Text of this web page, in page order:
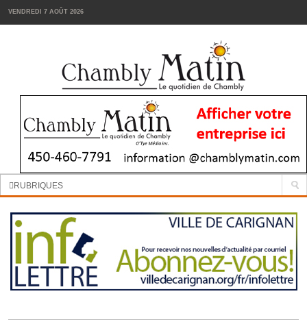
VENDREDI 7 AOÛT 2026
RUBRIQUES
SPORTS
TENDANCES